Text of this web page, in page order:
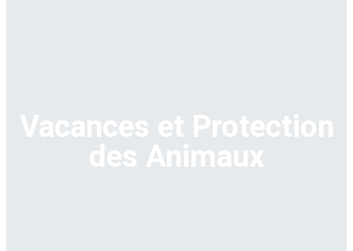
Vacances et Protection
des Animaux